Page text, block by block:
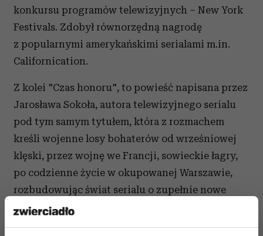
konkursu programów telewizyjnych – New York
Festivals. Zdobył równorzędną nagrodę
z popularnymi amerykańskimi serialami m.in.
Californication.
Z kolei "Czas honoru", to powieść napisana przez
Jarosława Sokoła, autora telewizyjnego serialu
pod tym samym tytułem, która z rozmachem
kreśli wojenne losy bohaterów od wrześniowej
klęski, przez wojnę we Francji, sowieckie łagry,
po codzienne życie w okupowanej Warszawie,
rozbudowując świat serialu o zupełnie nowe
postacie i historie.